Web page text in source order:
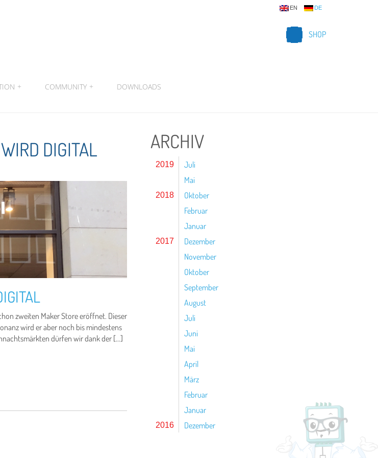
EN DE
SHOP
+ COMMUNITY + DOWNLOADS
DIGITAL
zweiten Maker Store eröffnet. Dieser
wird er aber noch bis mindestens
dürfen wir dank der […]
ARCHIV
2019
Juli
Mai
2018
Oktober
Februar
Januar
2017
Dezember
November
Oktober
September
August
Juli
Juni
Mai
April
März
Februar
Januar
2016 Dezember